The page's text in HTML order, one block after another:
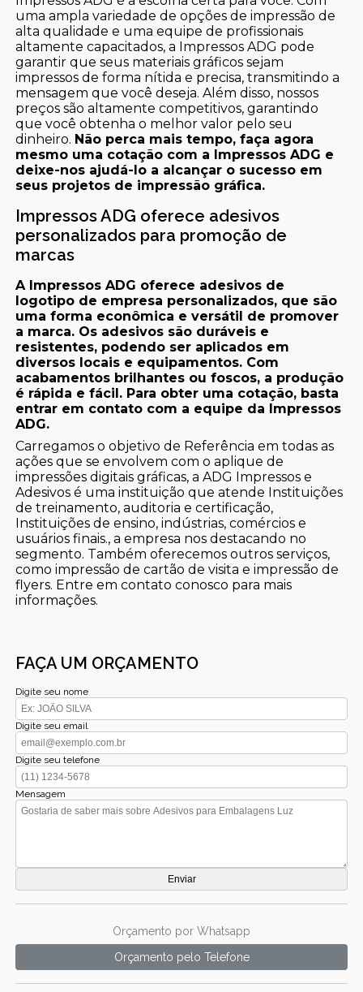
uma ampla variedade de opções de impressão de
alta qualidade e uma equipe de profissionais
altamente capacitados, a Impressos ADG pode
garantir que seus materiais gráficos sejam
impressos de forma nítida e precisa, transmitindo a
mensagem que você deseja. Além disso, nossos
preços são altamente competitivos, garantindo
que você obtenha o melhor valor pelo seu
dinheiro. Não perca mais tempo, faça agora
mesmo uma cotação com a Impressos ADG e
deixe-nos ajudá-lo a alcançar o sucesso em
seus projetos de impressão gráfica.
Impressos ADG oferece adesivos
personalizados para promoção de
marcas
A Impressos ADG oferece adesivos de
logotipo de empresa personalizados, que são
uma forma econômica e versátil de promover
a marca. Os adesivos são duráveis e
resistentes, podendo ser aplicados em
diversos locais e equipamentos. Com
acabamentos brilhantes ou foscos, a produção
é rápida e fácil. Para obter uma cotação, basta
entrar em contato com a equipe da Impressos
ADG.
Carregamos o objetivo de Referência em todas as
ações que se envolvem com o aplique de
impressões digitais gráficas, a ADG Impressos e
Adesivos é uma instituição que atende Instituições
de treinamento, auditoria e certificação,
Instituições de ensino, indústrias, comércios e
usuários finais., a empresa nos destacando no
segmento. Também oferecemos outros serviços,
como impressão de cartão de visita e impressão de
flyers. Entre em contato conosco para mais
informações.
FAÇA UM ORÇAMENTO
Digite seu nome
Digite seu email
Digite seu telefone
Mensagem
Orçamento por Whatsapp
Orçamento pelo Telefone